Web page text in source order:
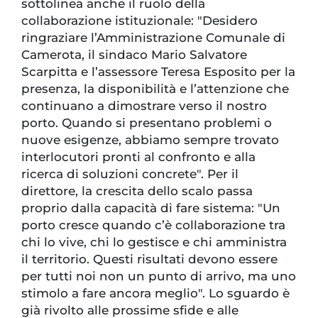
sottolinea anche il ruolo della
collaborazione istituzionale: "Desidero
ringraziare l’Amministrazione Comunale di
Camerota, il sindaco Mario Salvatore
Scarpitta e l’assessore Teresa Esposito per la
presenza, la disponibilità e l’attenzione che
continuano a dimostrare verso il nostro
porto. Quando si presentano problemi o
nuove esigenze, abbiamo sempre trovato
interlocutori pronti al confronto e alla
ricerca di soluzioni concrete". Per il
direttore, la crescita dello scalo passa
proprio dalla capacità di fare sistema: "Un
porto cresce quando c’è collaborazione tra
chi lo vive, chi lo gestisce e chi amministra
il territorio. Questi risultati devono essere
per tutti noi non un punto di arrivo, ma uno
stimolo a fare ancora meglio". Lo sguardo è
già rivolto alle prossime sfide e alle